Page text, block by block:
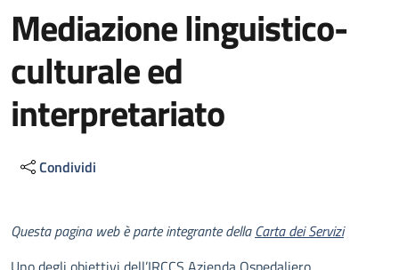
Mediazione linguistico-
culturale ed
interpretariato
Condividi
Descrizione
Questa pagina web è parte integrante dellaCarta dei Servizi